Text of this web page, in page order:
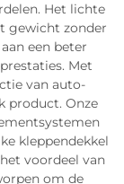
Het lichte
gewicht zonder
een beter
Met
van auto-
product. Onze
kleppendekkel
voordeel van
om de